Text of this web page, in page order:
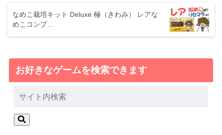
なめこ栽培キット Deluxe 極（きわみ） レアな
めこコンプ…
お好きなゲームを検索できます